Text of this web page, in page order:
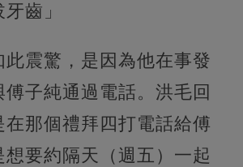
齒」
震驚，是因為他在事發
子純通過電話。洪毛回
那個禮拜四打電話給傅
要約隔天（週五）一起